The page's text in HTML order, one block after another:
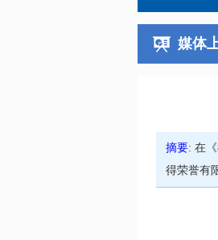
媒体
摘要: 在
得荣誉有